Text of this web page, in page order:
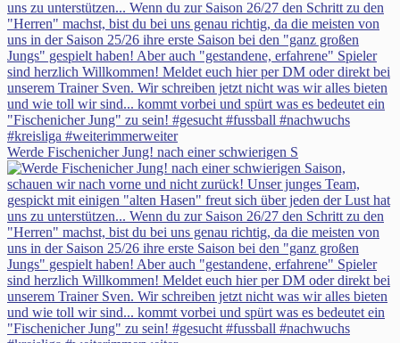
Werde Fischenicher Jung! nach einer schwierigen S